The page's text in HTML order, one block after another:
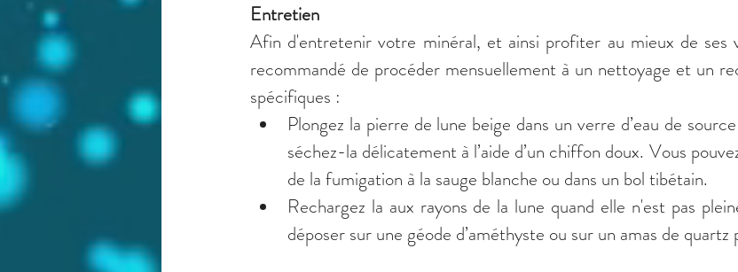
Entretien
Afin d'entretenir votre minéral, et ainsi profiter au mieux de
recommandé de procéder mensuellement à un nettoyage et un
spécifiques :
Plongez la pierre de lune beige dans un verre d’eau de
séchez-la délicatement à l’aide d’un chiffon doux. Vous
de la fumigation à la sauge blanche ou dans un bol tibétain.
Rechargez la aux rayons de la lune quand elle n'est pas
déposer sur une géode d’améthyste ou sur un amas de